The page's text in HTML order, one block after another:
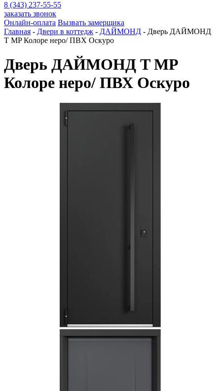
8 (343) 237-55-55
заказать звонок
Онлайн-оплата Вызвать замерщика
Главная - Двери в коттедж - ДАЙМОНД - Дверь ДАЙМОНД
T MP Колоре неро/ ПВХ Оскуро
Дверь ДАЙМОНД T MP
Колоре неро/ ПВХ Оскуро